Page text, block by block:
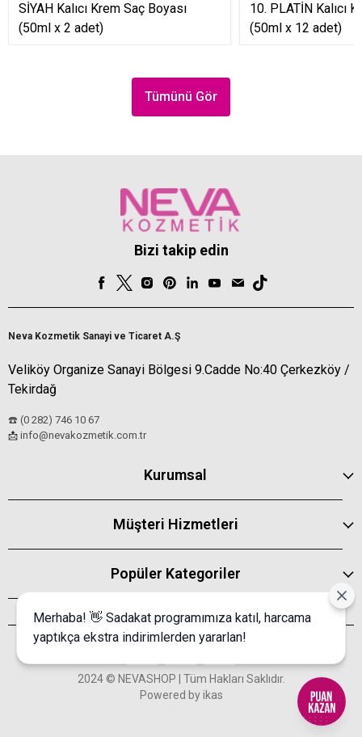
SİYAH Kalıcı Krem Saç Boyası
(50ml x 2 adet)
10. PLATİN Kalıcı
(50ml x 12 adet)
Tümünü Gör
Bizi takip edin
Neva Kozmetik Sanayi ve Ticaret A.Ş
Veliköy Organize Sanayi Bölgesi 9.Cadde No:40 Çerkezköy /
Tekirdağ
☎️ (0 282) 746 10 67
📩 info@nevakozmetik.com.tr
Kurumsal
Müşteri Hizmetleri
Popüler Kategoriler
2024 © NEVASHOP | Tüm Hakları Saklıdır.
Powered by ikas
Merhaba! 👋 Sadakat programımıza katıl, harcama
yaptıkça ekstra indirimlerden yararlan!